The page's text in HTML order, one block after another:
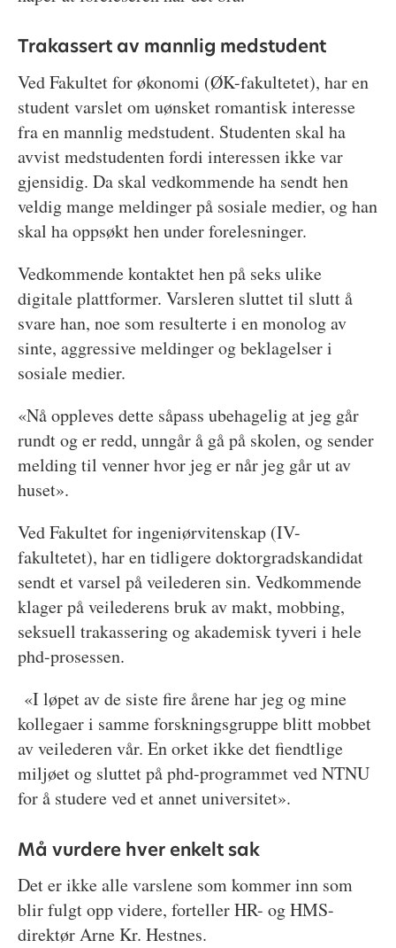
Trakassert av mannlig medstudent
Ved Fakultet for økonomi (ØK-fakultetet), har en
student varslet om uønsket romantisk interesse
fra en mannlig medstudent. Studenten skal ha
avvist medstudenten fordi interessen ikke var
gjensidig. Da skal vedkommende ha sendt hen
veldig mange meldinger på sosiale medier, og han
skal ha oppsøkt hen under forelesninger.
Vedkommende kontaktet hen på seks ulike
digitale plattformer. Varsleren sluttet til slutt å
svare han, noe som resulterte i en monolog av
sinte, aggressive meldinger og beklagelser i
sosiale medier.
«Nå oppleves dette såpass ubehagelig at jeg går
rundt og er redd, unngår å gå på skolen, og sender
melding til venner hvor jeg er når jeg går ut av
huset».
Ved Fakultet for ingeniørvitenskap (IV-
fakultetet), har en tidligere doktorgradskandidat
sendt et varsel på veilederen sin. Vedkommende
klager på veilederens bruk av makt, mobbing,
seksuell trakassering og akademisk tyveri i hele
phd-prosessen.
«I løpet av de siste fire årene har jeg og mine
kollegaer i samme forskningsgruppe blitt mobbet
av veilederen vår. En orket ikke det fiendtlige
miljøet og sluttet på phd-programmet ved NTNU
for å studere ved et annet universitet».
Må vurdere hver enkelt sak
Det er ikke alle varslene som kommer inn som
blir fulgt opp videre, forteller HR- og HMS-
direktør Arne Kr. Hestnes.